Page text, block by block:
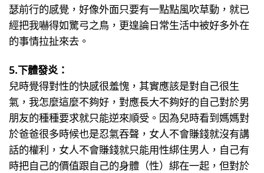
瑟前行的感覺，好像外面只要有一點點風吹草動，就已
經把我嚇得如驚弓之鳥，更遑論日常生活中被好多外在
的事情拉扯來去。
5.下體發炎：
兒時覺得對性的快感很羞愧，其實應該是對自己很生
氣，我怎麼這麼不夠好，對應長大不夠好的自己對於男
朋友的種種要求就只能逆來順受。因為兒時看到媽媽對
於爸爸很多時候也是忍氣吞聲，女人不會賺錢就沒有講
話的權利，女人不會賺錢就只能用性綁住男人，自己有
時把自己的價值跟自己的身體（性）綁在一起，但對於